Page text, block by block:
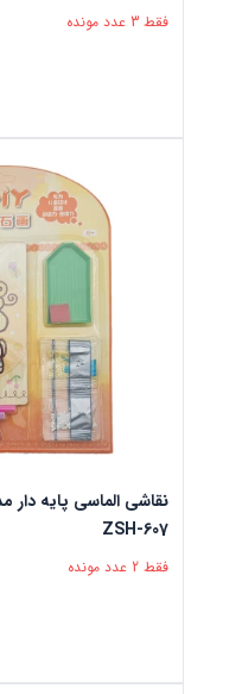
فقط 3 عدد مونده
نقاشی الماسی پایه
ZSH-607
فقط 2 عدد مونده